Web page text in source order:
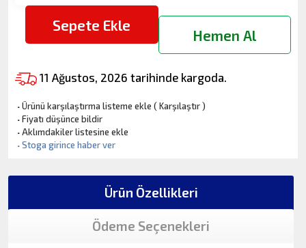
Sepete Ekle
Hemen Al
11 Ağustos, 2026 tarihinde kargoda.
·Ürünü karşılaştırma listeme ekle (Karşılaştır)
·Fiyatı düşünce bildir
·Aklımdakiler listesine ekle
·Stoga girince haber ver
Ürün Özellikleri
Ödeme Seçenekleri